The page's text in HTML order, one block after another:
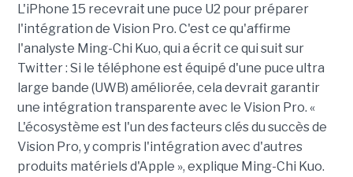
L'iPhone 15 recevrait une puce U2 pour préparer
l'intégration de Vision Pro. C'est ce qu'affirme
l'analyste Ming-Chi Kuo, qui a écrit ce qui suit sur
Twitter : Si le téléphone est équipé d'une puce ultra
large bande (UWB) améliorée, cela devrait garantir
une intégration transparente avec le Vision Pro. «
L'écosystème est l'un des facteurs clés du succès de
Vision Pro, y compris l'intégration avec d'autres
produits matériels d'Apple », explique Ming-Chi Kuo.